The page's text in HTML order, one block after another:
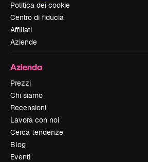
Politica dei cookie
Centro di fiducia
Affiliati
Aziende
Azienda
Prezzi
Chi siamo
Recensioni
Lavora con noi
Cerca tendenze
Blog
Eventi